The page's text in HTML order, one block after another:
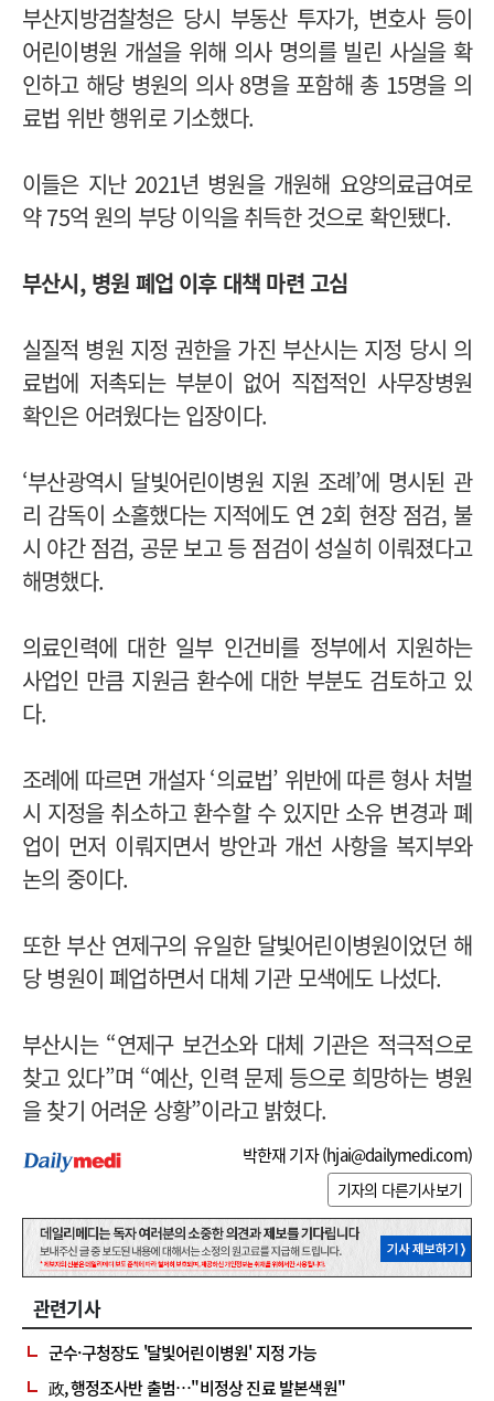
부산지방검찰청은 당시 부동산 투자가, 변호사 등이
어린이병원 개설을 위해 의사 명의를 빌린 사실을 확
인하고 해당 병원의 의사 8명을 포함해 총 15명을 의
료법 위반 행위로 기소했다.
이들은 지난 2021년 병원을 개원해 요양의료급여로
약 75억 원의 부당 이익을 취득한 것으로 확인됐다.
부산시, 병원 폐업 이후 대책 마련 고심
실질적 병원 지정 권한을 가진 부산시는 지정 당시 의
료법에 저촉되는 부분이 없어 직접적인 사무장병원
확인은 어려웠다는 입장이다.
‘부산광역시 달빛어린이병원 지원 조례’에 명시된 관
리 감독이 소홀했다는 지적에도 연 2회 현장 점검, 불
시 야간 점검, 공문 보고 등 점검이 성실히 이뤄졌다고
해명했다.
의료인력에 대한 일부 인건비를 정부에서 지원하는
사업인 만큼 지원금 환수에 대한 부분도 검토하고 있
다.
조례에 따르면 개설자 ‘의료법’ 위반에 따른 형사 처벌
시 지정을 취소하고 환수할 수 있지만 소유 변경과 폐
업이 먼저 이뤄지면서 방안과 개선 사항을 복지부와
논의 중이다.
또한 부산 연제구의 유일한 달빛어린이병원이었던 해
당 병원이 폐업하면서 대체 기관 모색에도 나섰다.
부산시는 “연제구 보건소와 대체 기관은 적극적으로
찾고 있다”며 “예산, 인력 문제 등으로 희망하는 병원
을 찾기 어려운 상황”이라고 밝혔다.
박한재 기자 (hjai@dailymedi.com)
기자의 다른기사보기
관련기사
군수·구청장도 '달빛어린이병원' 지정 가능
政, 행정조사반 출범…"비정상 진료 발본색원"